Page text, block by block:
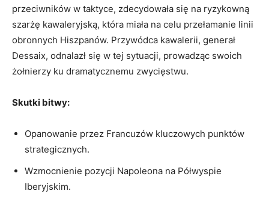
przeciwników w taktyce, zdecydowała się‌ na ryzykowną
szarżę ​kawaleryjską, która ‌miała ‌na ⁣celu przełamanie‍ linii
obronnych‌ Hiszpanów. Przywódca kawalerii, generał⁢
Dessaix, odnalazł się ⁣w tej ​sytuacji, prowadząc swoich
żołnierzy ku dramatycznemu zwycięstwu.
Skutki ​bitwy:
Opanowanie przez Francuzów kluczowych ⁢punktów
strategicznych.
Wzmocnienie pozycji Napoleona na ‌Półwyspie
Iberyjskim.